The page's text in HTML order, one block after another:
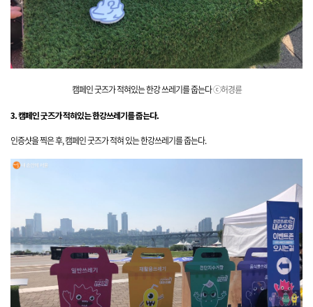
캠페인 굿즈가 적혀있는 한강 쓰레기를줍는다ⓒ허경륜
3. 캠페인 굿즈가 적혀있는 한강쓰레기를 줍는다.
인증샷을 찍은 후, 캠페인 굿즈가 적혀 있는 한강쓰레기를 줍는다.